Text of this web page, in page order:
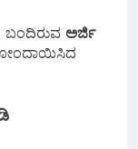
ಬಂದಿರುವ ಅರ್ಜಿ